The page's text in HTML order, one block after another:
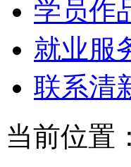
学员作
就业服
联系清
当前位置：